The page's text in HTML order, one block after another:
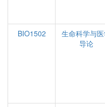
BIO1502
生命科学与
导论